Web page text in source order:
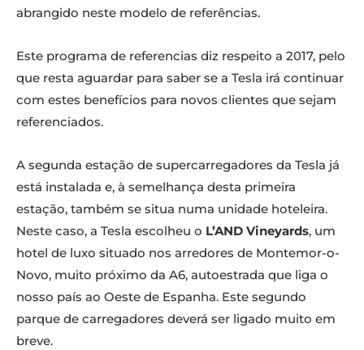
abrangido neste modelo de referências.
Este programa de referencias diz respeito a 2017, pelo
que resta aguardar para saber se a Tesla irá continuar
com estes benefícios para novos clientes que sejam
referenciados.
A segunda estação de supercarregadores da Tesla já
está instalada e, à semelhança desta primeira
estação, também se situa numa unidade hoteleira.
Neste caso, a Tesla escolheu o L’AND Vineyards, um
hotel de luxo situado nos arredores de Montemor-o-
Novo, muito próximo da A6, autoestrada que liga o
nosso país ao Oeste de Espanha. Este segundo
parque de carregadores deverá ser ligado muito em
breve.